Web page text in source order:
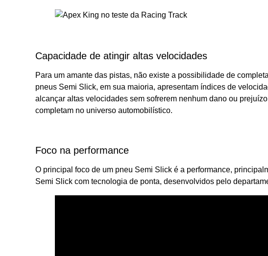
Capacidade de atingir altas velocidades
Para um amante das pistas, não existe a possibilidade de
pneus Semi Slick, em sua maioria, apresentam índices de
alcançar altas velocidades sem sofrerem nenhum dano ou
completam no universo automobilístico.
Foco na performance
O principal foco de um pneu Semi Slick é a performance,
Semi Slick com tecnologia de ponta, desenvolvidos pelo